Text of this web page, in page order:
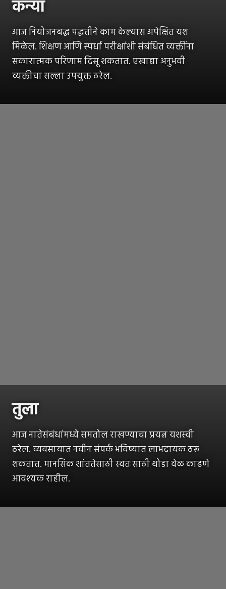
कन्या
आज नियोजनबद्ध पद्धतीने काम केल्यास अपेक्षित यश
मिळेल. शिक्षण आणि स्पर्धा परीक्षांशी संबंधित व्यक्तींना
सकारात्मक परिणाम दिसू शकतात. एखाद्या अनुभवी
व्यक्तीचा सल्ला उपयुक्त ठरेल.
तुला
आज नातेसंबंधांमध्ये समतोल राखण्याचा प्रयत्न यशस्वी
ठरेल. व्यवसायात नवीन संपर्क भविष्यात लाभदायक ठरू
शकतात. मानसिक शांततेसाठी स्वतःसाठी थोडा वेळ काढणे
आवश्यक राहील.